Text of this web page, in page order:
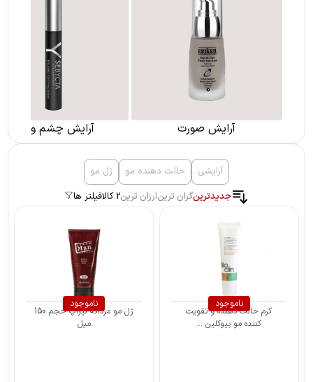
آرایش چشم و ابرو
آرایش ناخن
آرایشی حالت دهنده مو
ژل مو
جدیدترینگران ترینارزان ترین2 کالا فیلتر ها
ناموجود
کرم حالت دهنده و تقویت
کننده مو بیوکلین ...
ناموجود
ژل مو مردانه لیزاپ حجم 150
میل